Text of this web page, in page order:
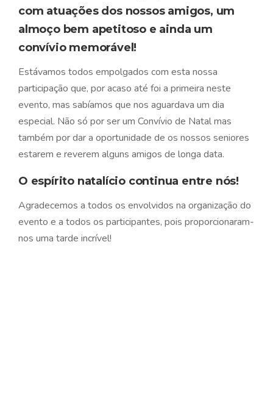
com atuações dos nossos amigos, um
almoço bem apetitoso e ainda um
convívio memorável!
Estávamos todos empolgados com esta nossa
participação que, por acaso até foi a primeira neste
evento, mas sabíamos que nos aguardava um dia
especial. Não só por ser um Convívio de Natal mas
também por dar a oportunidade de os nossos seniores
estarem e reverem alguns amigos de longa data.
O espírito natalício continua entre nós!
Agradecemos a todos os envolvidos na organização do
evento e a todos os participantes, pois proporcionaram-
nos uma tarde incrível!